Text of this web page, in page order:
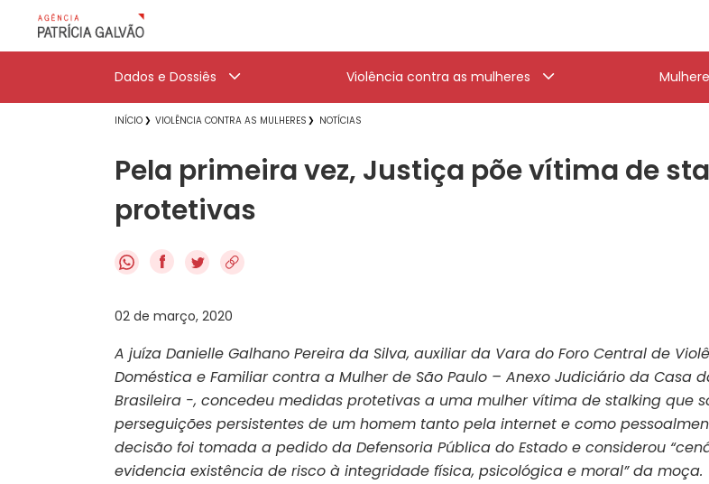
Dados e Dossiês Violência contra as mulheres
INÍCIO VIOLÊNCIA CONTRA AS MULHERES NOTÍCIAS
Pela primeira vez, Justiça põe vítima de
protetivas
f
02 de março, 2020
A juíza Danielle Galhano Pereira da Silva, auxiliar da Vara do Foro Central de
Doméstica e Familiar contra a Mulher de São Paulo – Anexo Judiciário da Casa
Brasileira -, concedeu medidas protetivas a uma mulher vítima de stalking que
perseguições persistentes de um homem tanto pela internet e como
decisão foi tomada a pedido da Defensoria Pública do Estado e considerou
evidencia existência de risco à integridade física, psicológica e moral” da moça.